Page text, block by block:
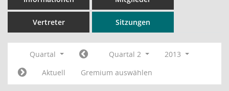
Vertreter Sitzungen
Quartal Quartal 2
2013
Aktuell
Gremium auswählen